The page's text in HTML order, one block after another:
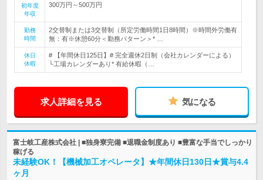
初年度
年収
300万円～500万円
勤務
時間
2交替制または3交替制（所定労働時間1日8時間）※時間外労働有
無：有※休憩60分＜勤務パターン＞* …
休日
休暇
# 【年間休日125日】# 完全週休2日制（会社カレンダーによる）
└工場カレンダーあり* 有給休暇（…
求人詳細を見る 気になる
富士岐工産株式会社 | ■独身寮完備 ■退職金制度あり ■豊富な手当でしっかり
稼げる
未経験OK！【機械加工オペレータ】★年間休日130日★賞与4.4
ヶ月